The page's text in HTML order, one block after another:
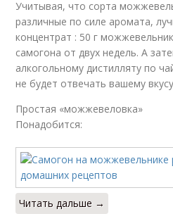
Учитывая, что сорта
различные по силе аромата,
концентрат : 50 г
самогона от двух недель. А
алкогольному дистилляту по
не будет отвечать вашему
Простая «можжевеловка»
Понадобится:
Читать дальше →